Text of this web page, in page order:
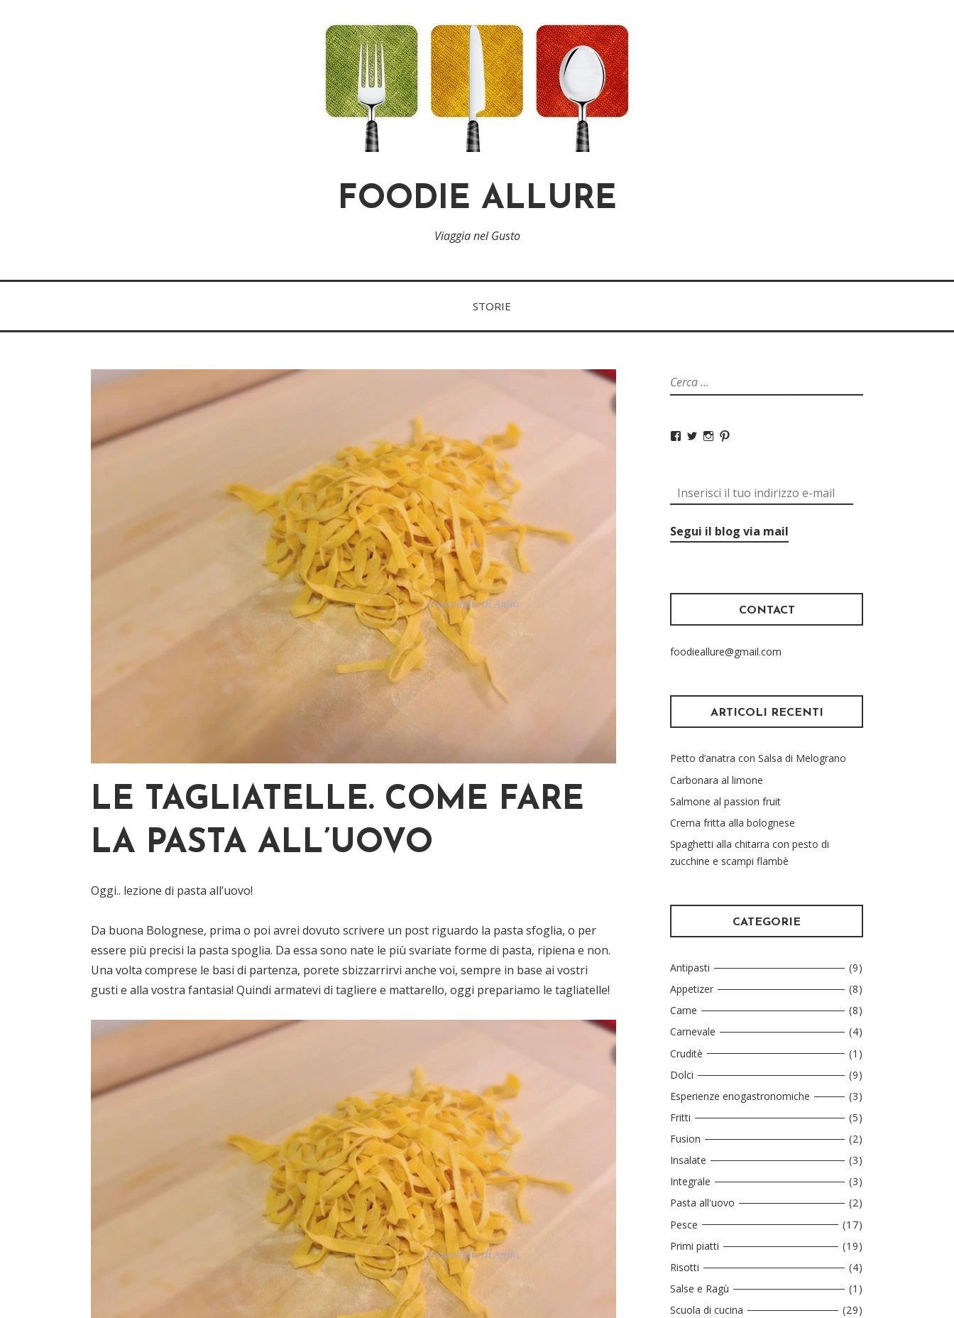
FOODIE ALLURE
Viaggia nel Gusto
STORIE
LE TAGLIATELLE. COME FARE
LA PASTA ALL’UOVO
Oggi.. lezione di pasta all’uovo!
Da buona Bolognese, prima o poi avrei dovuto scrivere un post riguardo la pasta sfoglia, o per
essere più precisi la pasta spoglia. Da essa sono nate le più svariate forme di pasta, ripiena e non.
Una volta comprese le basi di partenza, porete sbizzarrirvi anche voi, sempre in base ai vostri
gusti e alla vostra fantasia! Quindi armatevi di tagliere e mattarello, oggi prepariamo le tagliatelle!
Segui il blog via mail
CONTACT
foodieallure@gmail.com
ARTICOLI RECENTI
Petto d’anatra con Salsa di Melograno
Carbonara al limone
Salmone al passion fruit
Crema fritta alla bolognese
Spaghetti alla chitarra con pesto di
zucchine e scampi flambè
CATEGORIE
Antipasti
(9)
Appetizer
(8)
Carne
(8)
Carnevale
(4)
Cruditè
(1)
Dolci
(9)
Esperienze enogastronomiche
(3)
Fritti
(5)
Fusion
(2)
Insalate
(3)
Integrale
(3)
Pasta all'uovo
(2)
Pesce
(17)
Primi piatti
(19)
Risotti
(4)
Salse e Ragù
(1)
Scuola di cucina
(29)